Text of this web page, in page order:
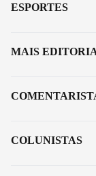
ESPORTES
MAIS
COLUNISTAS